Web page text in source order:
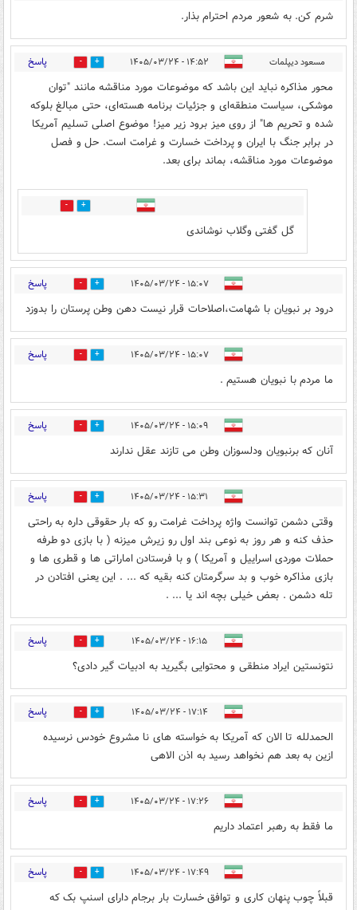
شرم کن. به شعور مردم احترام بذار.
مسعود دیپلمات ۱۴:۵۲ - ۱۴۰۵/۰۳/۲۴ 13 پاسخ
محور مذاکره نباید این باشد که موضوعات مورد مناقشه مانند "توان
موشکی، سیاست منطقه‌ای و جزئیات برنامه هسته‌ای، حتی مبالغ بلوکه
شده و تحریم ها" از روی میز برود زیر میز! موضوع اصلی تسلیم آمریکا
در برابر جنگ با ایران و پرداخت خسارت و غرامت است. حل و فصل
موضوعات مورد مناقشه، بماند برای بعد.
0
گل گفتی وگلاب نوشاندی
۱۵:۰۷ - ۱۴۰۵/۰۳/۲۴ 0 پاسخ
درود بر نبویان با شهامت،اصلاحات قرار نیست دهن وطن پرستان را بدوزد
۱۵:۰۷ - ۱۴۰۵/۰۳/۲۴ 0 پاسخ
ما مردم با نبویان هستیم .
۱۵:۰۹ - ۱۴۰۵/۰۳/۲۴ 0 پاسخ
آنان که برنبویان ودلسوزان وطن می تازند عقل ندارند
۱۵:۳۱ - ۱۴۰۵/۰۳/۲۴ 0 پاسخ
وقتی دشمن توانست واژه پرداخت غرامت رو که بار حقوقی داره به راحتی
حذف کنه و هر روز به نوعی بند اول رو زیرش میزنه ( با بازی دو طرفه
حملات موردی اسراییل و آمریکا ) و با فرستادن اماراتی ها و قطری ها و
بازی مذاکره خوب و بد سرگرمتان کنه بقیه که ... . این یعنی افتادن در
تله دشمن . بعض خیلی بچه اند یا ... .
۱۶:۱۵ - ۱۴۰۵/۰۳/۲۴ 0 پاسخ
نتونستین ایراد منطقی و محتوایی بگیرید به ادبیات گیر دادی؟
۱۷:۱۴ - ۱۴۰۵/۰۳/۲۴ 0 پاسخ
الحمدلله تا الان که آمریکا به خواسته های نا مشروع خودس نرسیده
ازین به بعد هم نخواهد رسید به اذن الاهی
۱۷:۲۶ - ۱۴۰۵/۰۳/۲۴ 0 پاسخ
ما فقط به رهبر اعتماد داریم
۱۷:۴۹ - ۱۴۰۵/۰۳/۲۴ 1 پاسخ
قبلاً چوب پنهان کاری و توافق خسارت بار برجام دارای اسنپ بک که